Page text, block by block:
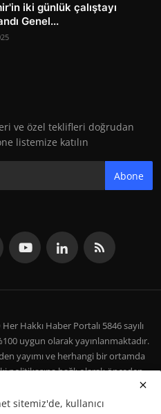
iki günlük çalıştayı
Genel...
ve özel teklifleri doğrudan
listemize katılın
Abone
Hakkı Haber Portalı 5846 sayılı
uygun olarak yayınlanmaktadır.
yayımı ve herhangi bir ortamda
politikasına bağlı olarak önceden
sitemiz'de, kullanıcı